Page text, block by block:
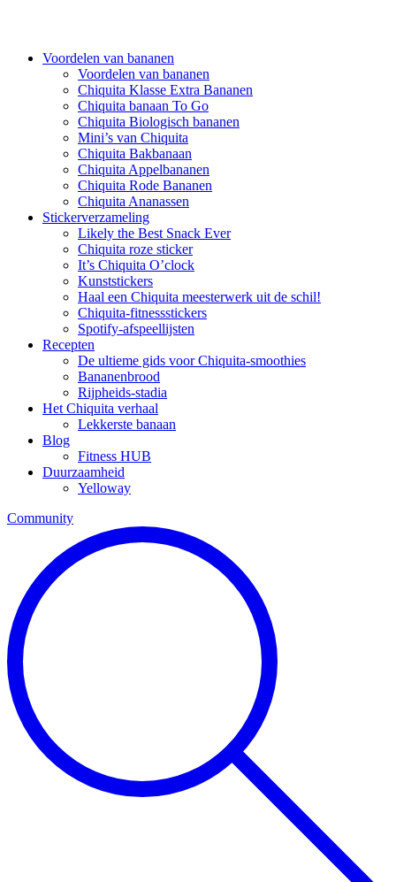
Voordelen van bananen
Voordelen van bananen
Chiquita Klasse Extra Bananen
Chiquita banaan To Go
Chiquita Biologisch bananen
Mini’s van Chiquita
Chiquita Bakbanaan
Chiquita Appelbananen
Chiquita Rode Bananen
Chiquita Ananassen
Stickerverzameling
Likely the Best Snack Ever
Chiquita roze sticker
It’s Chiquita O’clock
Kunststickers
Haal een Chiquita meesterwerk uit de schil!
Chiquita-fitnessstickers
Spotify-afspeellijsten
Recepten
De ultieme gids voor Chiquita-smoothies
Bananenbrood
Rijpheids-stadia
Het Chiquita verhaal
Lekkerste banaan
Blog
Fitness HUB
Duurzaamheid
Yelloway
Community